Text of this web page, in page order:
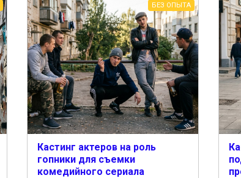
БЕЗ ОПЫТА
Кастинг актеров на роль
гопники для съемки
комедийного сериала